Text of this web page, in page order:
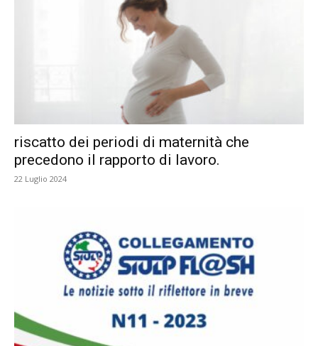
riscatto dei periodi di maternità che
precedono il rapporto di lavoro.
22 Luglio 2024